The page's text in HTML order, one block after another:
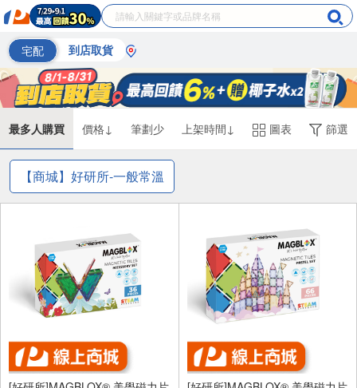
宅配 到店取貨
最多人購買 價格↓ 筆劃少 上架時間↓ 圖表 篩選
【商城】好研所-一般常溫